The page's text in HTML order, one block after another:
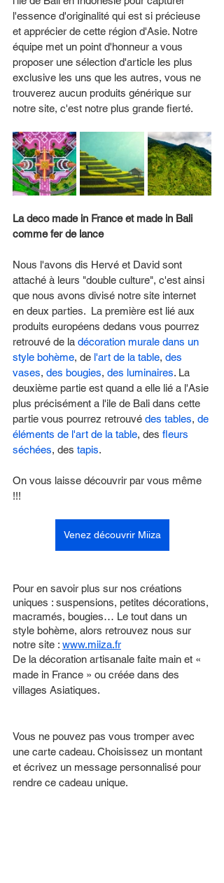
l'essence d'originalité qui est si précieuse
et apprécier de cette région d'Asie. Notre
équipe met un point d'honneur a vous
proposer une sélection d'article les plus
exclusive les uns que les autres, vous ne
trouverez aucun produits générique sur
notre site, c'est notre plus grande fierté.
La deco made in France et made in Bali
comme fer de lance
Nous l'avons dis Hervé et David sont
attaché à leurs "double culture", c'est ainsi
que nous avons divisé notre site internet
en deux parties.  La première est lié aux
produits européens dedans vous pourrez
retrouvé de la décoration murale dans un
style bohème, de l'art de la table, des
vases, des bougies, des luminaires. La
deuxième partie est quand a elle lié a l'Asie
plus précisément a l'ile de Bali dans cette
partie vous pourrez retrouvé des tables, de
éléments de l'art de la table, des fleurs
séchées, des tapis.
On vous laisse découvrir par vous même
!!!
Venez découvrir Miiza
Pour en savoir plus sur nos créations
uniques : suspensions, petites décorations,
macramés, bougies… Le tout dans un
style bohème, alors retrouvez nous sur
notre site : www.miiza.fr
De la décoration artisanale faite main et «
made in France » ou créée dans des
villages Asiatiques.
Vous ne pouvez pas vous tromper avec
une carte cadeau. Choisissez un montant
et écrivez un message personnalisé pour
rendre ce cadeau unique.